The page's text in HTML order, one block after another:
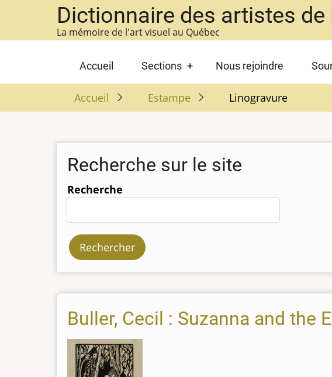
contenu
Dictionnaire des artistes
La mémoire de l'art visuel au Québec
Main
navigation
Accueil Sections Nous rejoindre
Accueil Estampe Linogravure
Recherche sur le site
Recherche
Buller, Cecil : Suzanna and the